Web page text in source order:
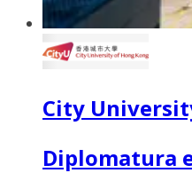
City
Diplomatura